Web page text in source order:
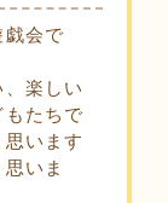
戯会で
、楽しい
たちで
います
いま